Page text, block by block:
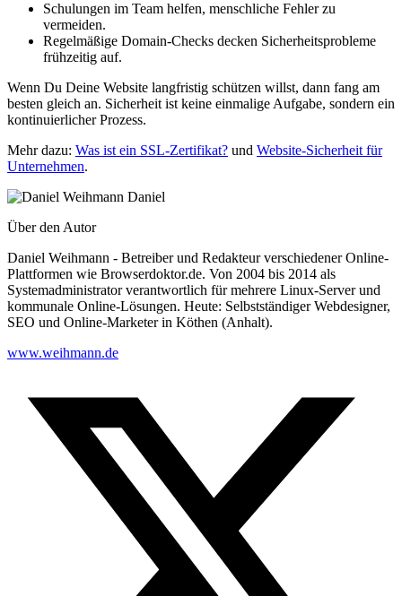
Schulungen im Team helfen, menschliche Fehler zu
vermeiden.
Regelmäßige Domain-Checks decken Sicherheitsprobleme
frühzeitig auf.
Wenn Du Deine Website langfristig schützen willst, dann fang am
besten gleich an. Sicherheit ist keine einmalige Aufgabe, sondern ein
kontinuierlicher Prozess.
Mehr dazu: Was ist ein SSL-Zertifikat? und Website-Sicherheit für
Unternehmen.
Daniel
Über den Autor
Daniel Weihmann - Betreiber und Redakteur verschiedener Online-
Plattformen wie Browserdoktor.de. Von 2004 bis 2014 als
Systemadministrator verantwortlich für mehrere Linux-Server und
kommunale Online-Lösungen. Heute: Selbstständiger Webdesigner,
SEO und Online-Marketer in Köthen (Anhalt).
www.weihmann.de